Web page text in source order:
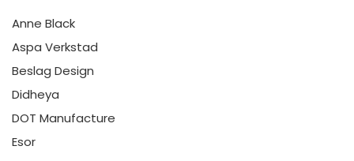
Anne Black
Aspa Verkstad
Beslag Design
Didheya
DOT Manufacture
Esor